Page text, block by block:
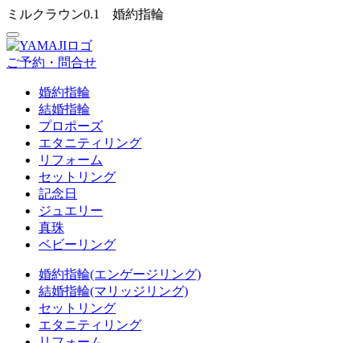
ミルクラウン0.1 婚約指輪
ご予約・問合せ
婚約指輪
結婚指輪
プロポーズ
エタニティリング
リフォーム
セットリング
記念日
ジュエリー
真珠
ベビーリング
婚約指輪(エンゲージリング)
結婚指輪(マリッジリング)
セットリング
エタニティリング